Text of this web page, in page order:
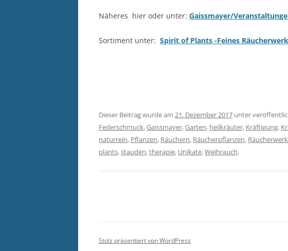
Näheres hier oder unter: Gaissmayer/
Sortiment unter: Spirit of Plants -Feines Räucherwerk
Dieser Beitrag wurde am 21. Dezember 2017 unter
Federschmuck,Gaissmayer,Garten, heilkräuter, Kräftigung,
naturrein, Pflanzen, Räuchern, Räucherpflanzen, Räucherwerk
plants,stauden,therapie, Unikate,Weihrauch.
Stolz präsentiert von WordPress